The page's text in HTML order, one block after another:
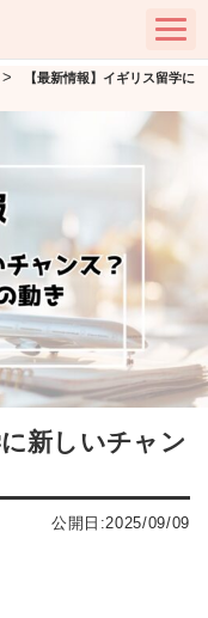
>
【最新情報】イギリス留学に
新しいチャン
公開日:2025/09/09